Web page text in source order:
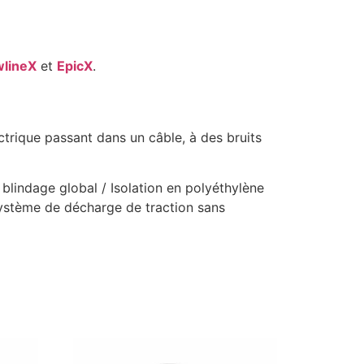
et EpicX.
passant dans un câble, à des bruits
global / Isolation en polyéthylène
de décharge de traction sans